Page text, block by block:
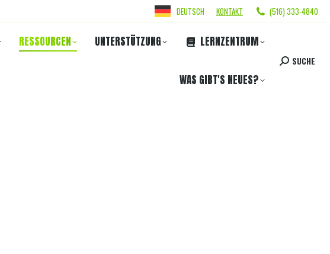
DEUTSCH KONTAKT (516) 333-4840
RESSOURCEN UNTERSTÜTZUNG LERNZENTRUM
WAS GIBT'S NEUES?
SUCHE